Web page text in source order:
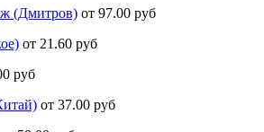
(Дмитров) от 97.00 руб
от 21.60 руб
руб
от 37.00 руб